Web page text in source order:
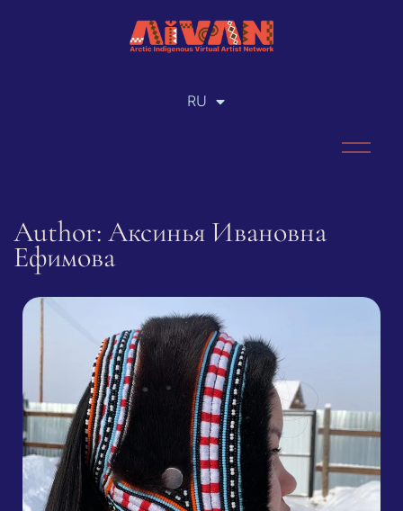
RU
EN
Author: Аксинья Ивановна
Ефимова